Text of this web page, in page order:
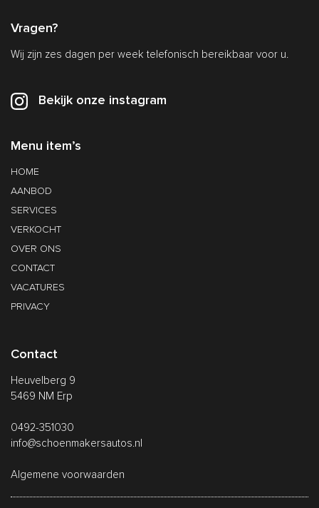
Vragen?
Wij zijn zes dagen per week telefonisch bereikbaar voor u.
Bekijk onze instagram
Menu item’s
HOME
AANBOD
SERVICES
VERKOCHT
OVER ONS
CONTACT
VACATURES
PRIVACY
Contact
Heuvelberg 9
5469 NM Erp
0492-351030
info@schoenmakersautos.nl
Algemene voorwaarden